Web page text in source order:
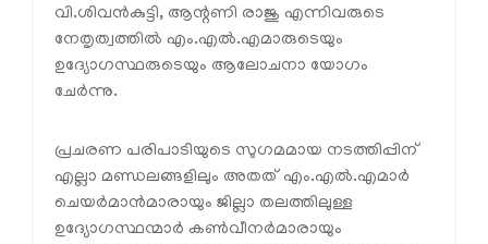
വി.ശിവന്‍കുട്ടി, ആന്റണി രാജു എന്നിവരുടെ
നേതൃത്വത്തില്‍ എം.എല്‍.എമാരുടെയും
ഉദ്യോഗസ്ഥരുടെയും ആലോചനാ യോഗം
ചേര്‍ന്നു.
പ്രചരണ പരിപാടിയുടെ സുഗമമായ നടത്തിപ്പിന്
എല്ലാ മണ്ഡലങ്ങളിലും അതത് എം.എല്‍.എമാര്‍
ചെയര്‍മാന്‍മാരായും ജില്ലാ തലത്തിലുള്ള
ഉദ്യോഗസ്ഥന്മാര്‍ കണ്‍വീനര്‍മാരായും